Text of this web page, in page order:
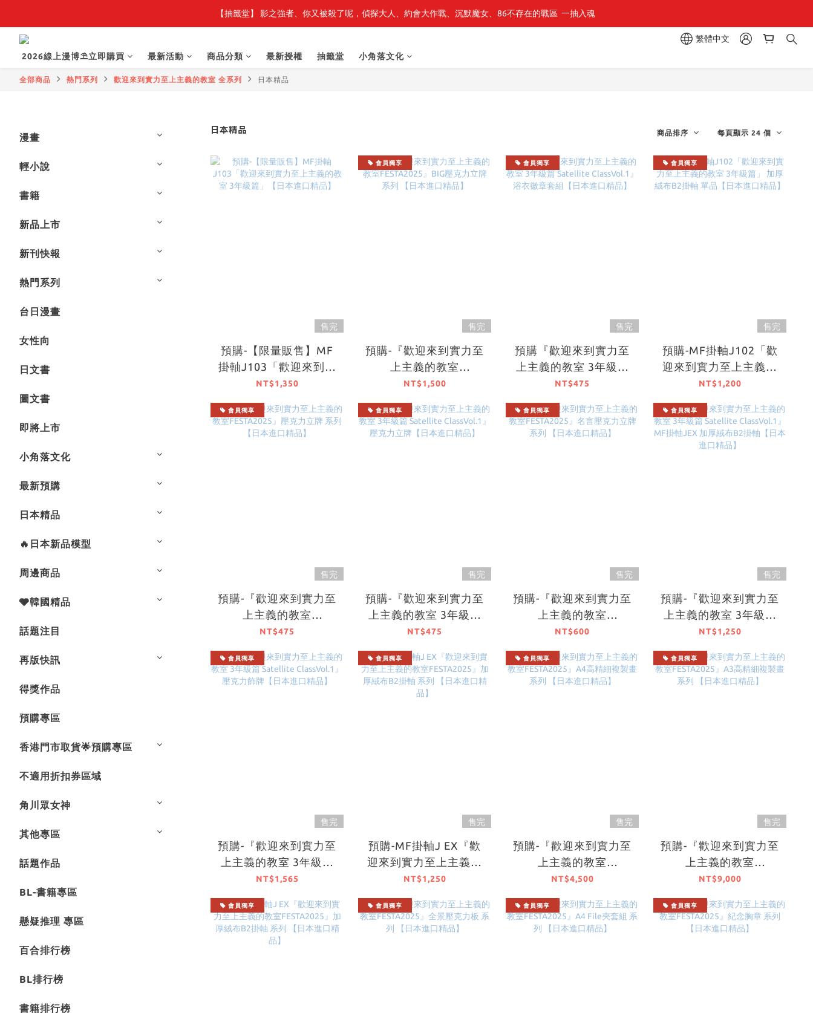
最新開賣🔥「全知讀者視角」 周邊商品
【抽籤堂】 影之強者、你又被殺了呢，偵探大人、約會大作戰、沉默魔女、86不存在的戰區  一抽入魂
繁體中文
2026線上漫博⛱️立即購買
最新活動 商品分類 最新授權 抽籤堂 小角落文化
全部商品 熱門系列 歡迎來到實力至上主義的教室 全系列 日本精品
漫畫
輕小說
書籍
新品上市
新刊快報
熱門系列
台日漫畫
女性向
日文書
圖文書
即將上市
小角落文化
最新預購
日本精品
🔥日本新品模型
周邊商品
🩶韓國精品
話題注目
再版快訊
得獎作品
預購專區
香港門市取貨🌟預購專區
不適用折扣券區域
角川眾女神
其他專區
話題作品
BL-書籍專區
懸疑推理 專區
百合排行榜
BL排行榜
書籍排行榜
日本精品 商品排序 每頁顯示 24 個
售完
預購-【限量販售】MF
掛軸J103「歡迎來到實
力至上主義的教室 3年
品】
NT$1,350
會員獨享
售完
預購-『歡迎來到實力至
上主義的教室
FESTA2025』BIG壓克
精品】
NT$1,500
會員獨享
售完
預購『歡迎來到實力至
上主義的教室 3年級篇
Satellite ClassVol.1』
口精品】
NT$475
會員獨享
售完
預購-MF掛軸J102「歡
迎來到實力至上主義的
教室 3年級篇」 加厚絨
口精品】
NT$1,200
會員獨享
售完
預購-『歡迎來到實力至
上主義的教室
FESTA2025』壓克力立
品】
NT$475
會員獨享
售完
預購-『歡迎來到實力至
上主義的教室 3年級篇
Satellite ClassVol.1』
精品】
NT$475
會員獨享
售完
預購-『歡迎來到實力至
上主義的教室
FESTA2025』名言壓克
精品】
NT$600
會員獨享
售完
預購-『歡迎來到實力至
上主義的教室 3年級篇
Satellite ClassVol.1』
掛軸【日本進口精品】
NT$1,250
會員獨享
售完
預購-『歡迎來到實力至
上主義的教室 3年級篇
Satellite ClassVol.1』
精品】
NT$1,565
會員獨享
售完
預購-MF掛軸J EX『歡
迎來到實力至上主義的
教室FESTA2025』加厚
本進口精品】
NT$1,250
會員獨享
售完
預購-『歡迎來到實力至
上主義的教室
FESTA2025』A4高精細
精品】
NT$4,500
會員獨享
售完
預購-『歡迎來到實力至
上主義的教室
FESTA2025』A3高精細
精品】
NT$9,000
會員獨享 會員獨享 會員獨享 會員獨享